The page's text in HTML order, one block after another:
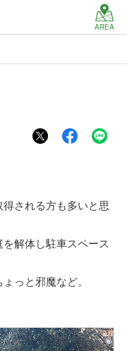
AREA
される方も多いと思
解体し駐車スペース
っと邪魔など。